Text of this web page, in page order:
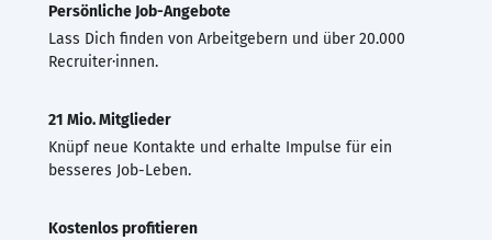
Persönliche Job-Angebote
Lass Dich finden von Arbeitgebern und über 20.000
Recruiter·innen.
21 Mio. Mitglieder
Knüpf neue Kontakte und erhalte Impulse für ein
besseres Job-Leben.
Kostenlos profitieren